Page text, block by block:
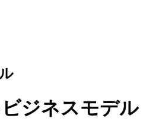
ジネスモデル